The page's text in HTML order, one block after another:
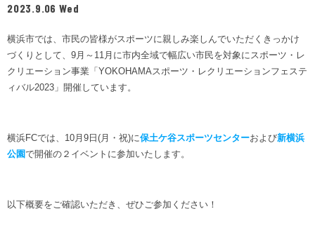
試合
アカデミー
席種・価格表
チケット購入方法
販売スケジュール
スケジュール
練習見学について
横浜FC観戦ガイド
試合会場アクセス
クラブ
クラブ概要
ヒストリー
ホームタウン活動
クラブメンバー
スペシャルコンテンツ
アカデミー
パートナー一覧
お問い合わせ
2023.9.06 Wed
横浜市では、市民の皆様がスポーツに親しみ楽しんでいただくきっかけ
づくりとして、9月～11月に市内全域で幅広い市民を対象にスポーツ・レ
クリエーション事業「YOKOHAMAスポーツ・レクリエーションフェステ
ィバル2023」開催しています。
横浜FCでは、10月9日(月・祝)に保土ケ谷スポーツセンターおよび新横浜
公園で開催の２イベントに参加いたします。
以下概要をご確認いただき、ぜひご参加ください！